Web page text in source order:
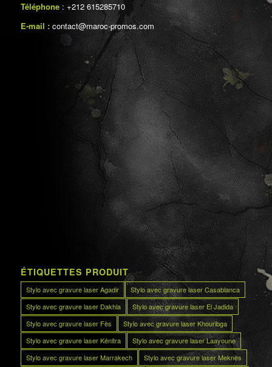
Téléphone : +212 615285710
E-mail : contact@maroc-promos.com
ÉTIQUETTES PRODUIT
Stylo avec gravure laser Agadir
Stylo avec gravure laser Casablanca
Stylo avec gravure laser Dakhla
Stylo avec gravure laser El Jadida
Stylo avec gravure laser Fès
Stylo avec gravure laser Khouribga
Stylo avec gravure laser Kénitra
Stylo avec gravure laser Laayoune
Stylo avec gravure laser Marrakech
Stylo avec gravure laser Meknès